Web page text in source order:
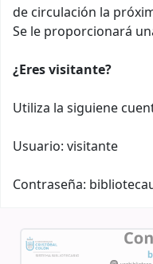
de circulación la
Se le proporcionará
¿Eres visitante?
Utiliza la siguiene
Usuario: visitante
Contraseña: